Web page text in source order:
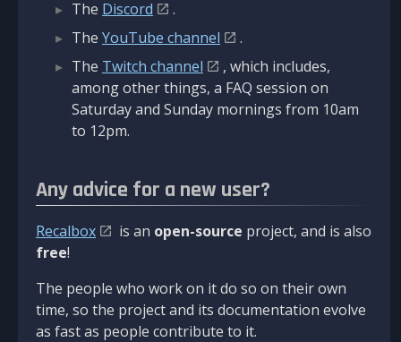
The Discord
.
The YouTube channel
.
The Twitch channel
, which includes,
among other things, a FAQ session on
Saturday and Sunday mornings from 10am
to 12pm.
Any advice for a new user?
Recalbox is an open-source project, and is also
free!
The people who work on it do so on their own
time, so the project and its documentation evolve
as fast as people contribute to it.